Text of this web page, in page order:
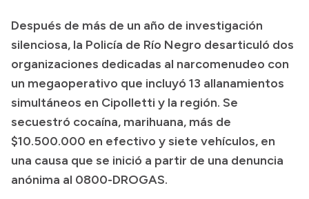
Delegaciones
Normativa
Después de más de un año de investigación
silenciosa, la Policía de Río Negro desarticuló dos
organizaciones dedicadas al narcomenudeo con
un megaoperativo que incluyó 13 allanamientos
simultáneos en Cipolletti y la región. Se
secuestró cocaína, marihuana, más de
$10.500.000 en efectivo y siete vehículos, en
una causa que se inició a partir de una denuncia
anónima al 0800-DROGAS.